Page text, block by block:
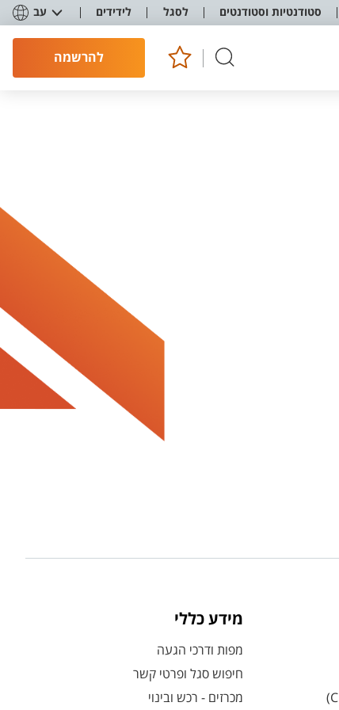
סטודנטיות וסטודנטים לסגל לידידים עב
להרשמה
מידע כללי
מפות ודרכי הגעה
חיפוש סגל ופרטי קשר
מכרזים - רכש ובינוי